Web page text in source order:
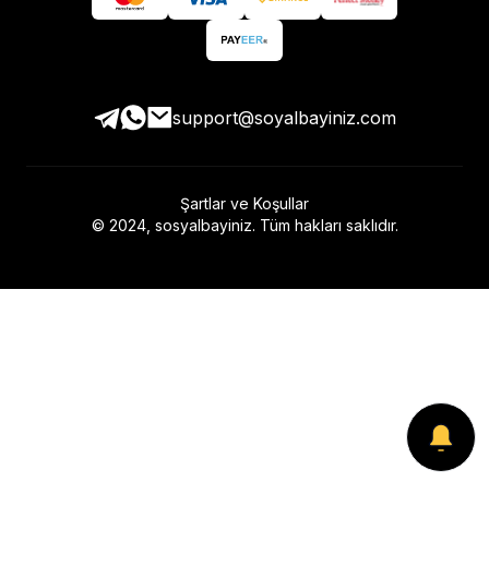
support@soyalbayiniz.com
© 2024, sosyalbayiniz. Tüm hakları saklıdır.
Şartlar ve Koşullar